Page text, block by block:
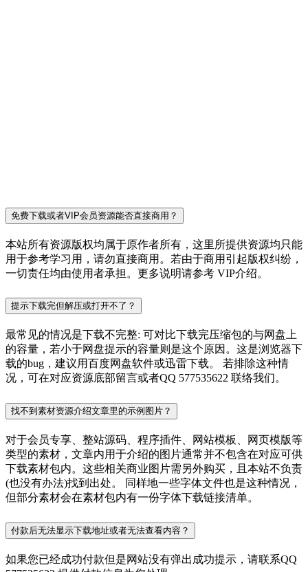
免费下载或者VIP会员资源能否直接商用？
本站所有资源版权均属于原作者所有，这里所提供资源均只能
用于参考学习用，请勿直接商用。若由于商用引起版权纠纷，
一切责任均由使用者承担。更多说明请参考 VIP介绍。
提示下载完但解压或打开不了？
最常见的情况是下载不完整: 可对比下载完压缩包的与网盘上
的容量，若小于网盘提示的容量则是这个原因。这是浏览器下
载的bug，建议用百度网盘软件或迅雷下载。 若排除这种情
况，可在对应资源底部留言或者QQ 577535622 联络我们。
找不到素材资源介绍文章里的示例图片？
对于会员专享、整站源码、程序插件、网站模板、网页模版等
类型的素材，文章内用于介绍的图片通常并不包含在对应可供
下载素材包内。这些相关商业图片需另外购买，且本站不负责
(也没有办法)找到出处。 同样地一些字体文件也是这种情况，
但部分素材会在素材包内有一份字体下载链接清单。
付款后无法显示下载地址或者无法查看内容？
如果您已经成功付款但是网站没有弹出成功提示，请联系QQ